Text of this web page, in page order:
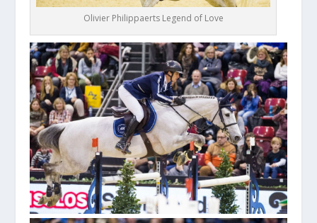
Olivier Philippaerts Legend of Love